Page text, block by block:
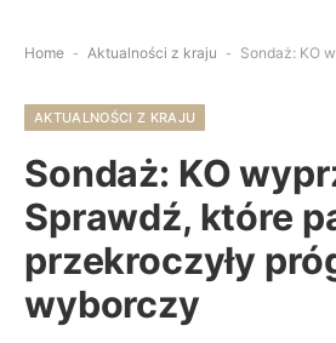
Home - Aktualności z kraju - Sondaż: KO wyprzedza
AKTUALNOŚCI Z KRAJU
Sondaż: KO
Sprawdź, które
przekroczyły
wyborczy